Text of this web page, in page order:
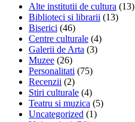
Alte institutii de cultura (13)
Biblioteci si librarii (13)
Biserici (46)
Centre culturale (4)
Galerii de Arta (3)
Muzee (26)
Personalitati (75)
Recenzii (2)
Stiri culturale (4)
Teatru si muzica (5)
Uncategorized (1)